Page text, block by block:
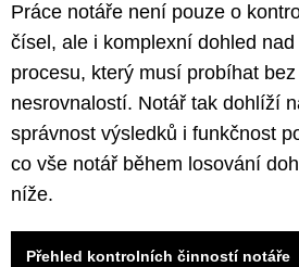
Práce notáře není pouze o
čísel, ale i komplexní dohled
procesu, který musí probíhat
nesrovnalostí. Notář tak dohlíží
správnost výsledků i funkčnost
co vše notář během losování
níže.
Přehled kontrolních činností notáře